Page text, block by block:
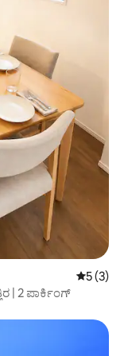
5 ರಲ್ಲಿ 5
5 (3)
| 2 ಪಾರ್ಕಿಂಗ್